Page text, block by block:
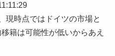
現時点ではドイツの市場と
籍は可能性が低いからあえ